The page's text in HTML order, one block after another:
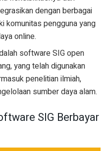
dengan berbagai
komunitas pengguna yang
online.
software SIG open
yang telah digunakan
penelitian ilmiah,
sumber daya alam.
SIG Berbayar